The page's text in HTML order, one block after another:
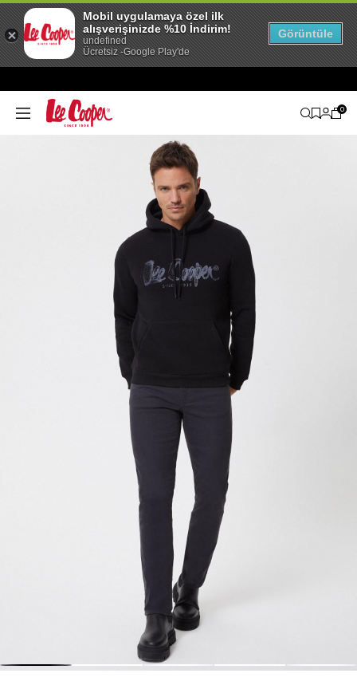
0
Mobil uygulamaya özel ilk
alışverişinizde %10 İndirim!
undefined
Ücretsiz -Google Play'de
Görüntüle